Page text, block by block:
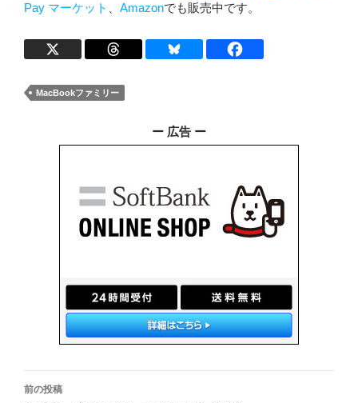
Pay マーケット
Amazonでも販売中です。
MacBookファミリー
ー 広告 ー
投
前の投稿